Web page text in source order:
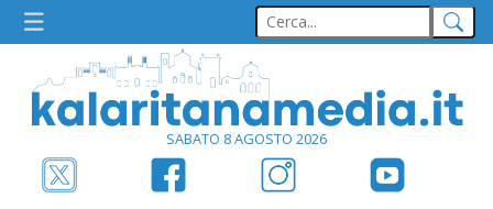
SABATO 8 AGOSTO 2026